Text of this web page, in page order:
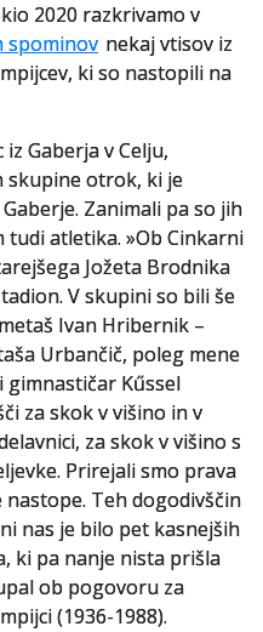
2020 razkrivamo v
spominov nekaj vtisov iz
ki so nastopili na
iz Gaberja v Celju,
skupine otrok, ki je
Zanimali pa so jih
atletika. »Ob Cinkarni
Jožeta Brodnika
V skupini so bili še
Ivan Hribernik –
Urbančič, poleg mene
Kűssel
za skok v višino in v
za skok v višino s
Prirejali smo prava
Teh dogodivščin
nas je bilo pet kasnejših
ki pa nanje nista prišla
ob pogovoru za
(1936-1988).